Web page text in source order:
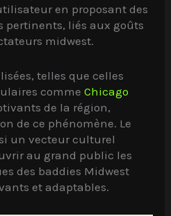
en proposant des
pertinents, liés aux goûts
midwest.
telles que celles
commeChicago
de la région,
de ce phénomène. Le
un vecteur culturel
au grand public les
des baddies Midwest
et adaptables.